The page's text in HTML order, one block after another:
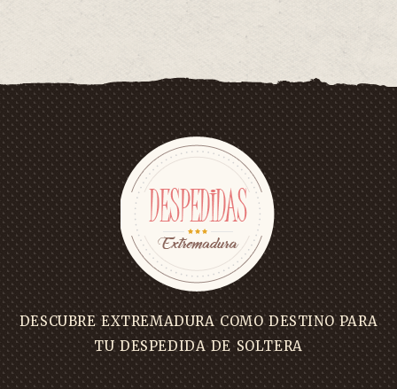
DESCUBRE EXTREMADURA COMO DESTINO PARA
TU DESPEDIDA DE SOLTERA